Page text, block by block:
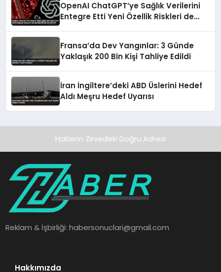
OpenAI ChatGPT’ye Sağlık Verilerini
Entegre Etti Yeni Özellik Riskleri de
Fransa’da Dev Yangınlar: 3 Günde
Yaklaşık 200 Bin Kişi Tahliye Edildi
İran İngiltere’deki ABD Üslerini Hedef
Aldı Meşru Hedef Uyarısı
Haberin Zirvedeki Doğru Adresi
Reklam & İşbirliği:habersonuclari@gmail.com
Hakkımızda